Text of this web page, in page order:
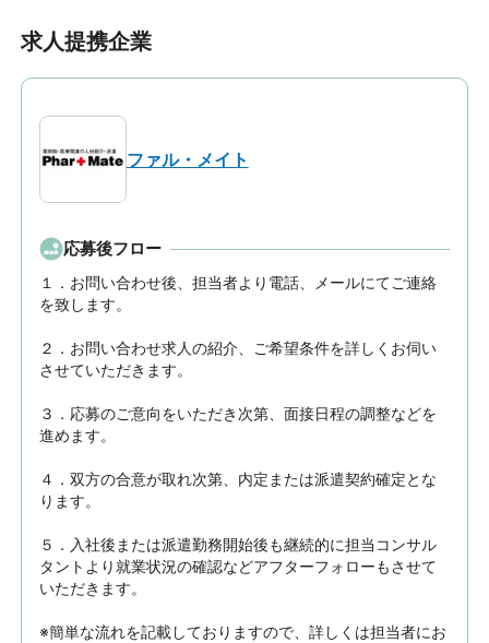
求人提携企業
ファル・メイト
応募後フロー
１．お問い合わせ後、担当者より電話、メールにてご連絡
を致します。
２．お問い合わせ求人の紹介、ご希望条件を詳しくお伺い
させていただきます。
３．応募のご意向をいただき次第、面接日程の調整などを
進めます。
４．双方の合意が取れ次第、内定または派遣契約確定とな
ります。
５．入社後または派遣勤務開始後も継続的に担当コンサル
タントより就業状況の確認などアフターフォローもさせて
いただきます。
※簡単な流れを記載しておりますので、詳しくは担当者にお